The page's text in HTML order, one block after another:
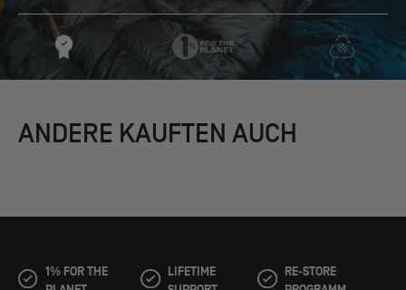
ANDERE KAUFTEN AUCH
1% FOR THE
LIFETIME
RE-STORE